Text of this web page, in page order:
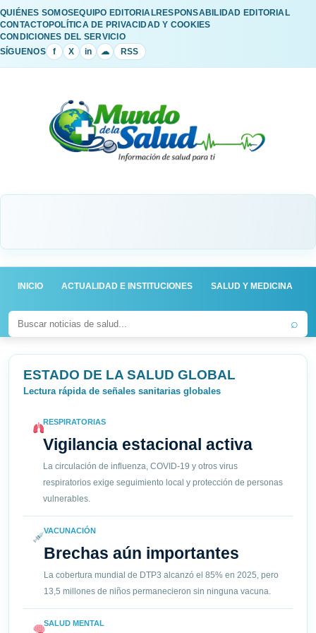
QUIÉNES SOMOSEQUIPO EDITORIALRESPONSABILIDAD EDITORIAL
CONTACTOPOLÍTICA DE PRIVACIDAD Y COOKIES
CONDICIONES DEL SERVICIO
SÍGUENOS
f X in ☁ RSS
INICIO ACTUALIDAD E INSTITUCIONES SALUD Y MEDICINA
⌕
ESTADO DE LA SALUD GLOBAL
Lectura rápida de señales sanitarias globales
RESPIRATORIAS
Vigilancia estacional activa
La circulación de influenza, COVID-19 y otros virus
respiratorios exige seguimiento local y protección de personas
vulnerables.
VACUNACIÓN
Brechas aún importantes
La cobertura mundial de DTP3 alcanzó el 85% en 2025, pero
13,5 millones de niños permanecieron sin ninguna vacuna.
SALUD MENTAL